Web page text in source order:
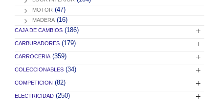
MOTOR (47)
MADERA (16)
CAJA DE CAMBIOS (186)
CARBURADORES (179)
CARROCERIA (359)
COLECCIONABLES (34)
COMPETICION (82)
ELECTRICIDAD (250)